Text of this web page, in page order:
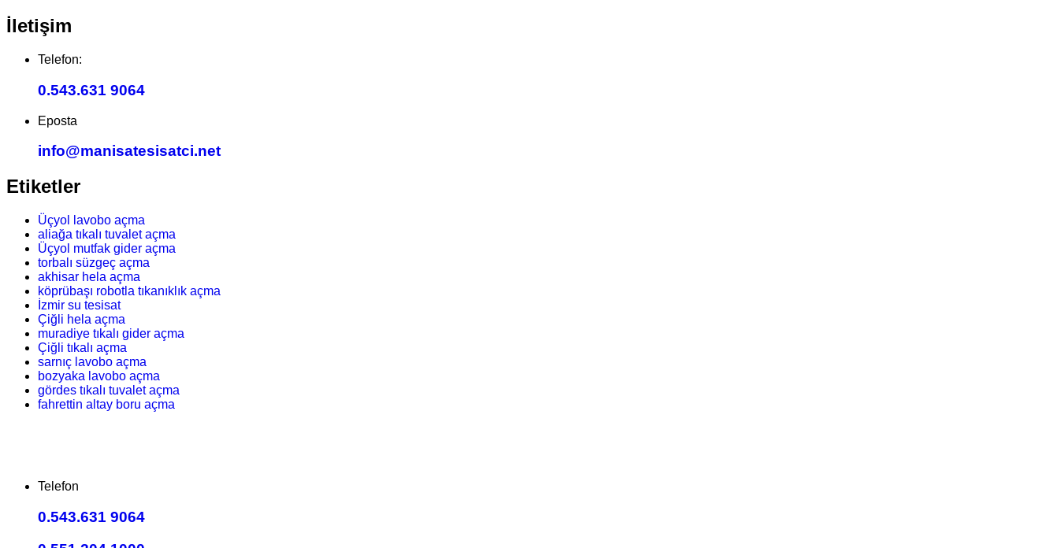
İletişim
Telefon:
0.543.631 9064
Eposta
info@manisatesisatci.net
Etiketler
Üçyol lavobo açma
aliağa tıkalı tuvalet açma
Üçyol mutfak gider açma
torbalı süzgeç açma
akhisar hela açma
köprübaşı robotla tıkanıklık açma
İzmir su tesisat
Çiğli hela açma
muradiye tıkalı gider açma
Çiğli tıkalı açma
sarnıç lavobo açma
bozyaka lavobo açma
gördes tıkalı tuvalet açma
fahrettin altay boru açma
Telefon
0.543.631 9064